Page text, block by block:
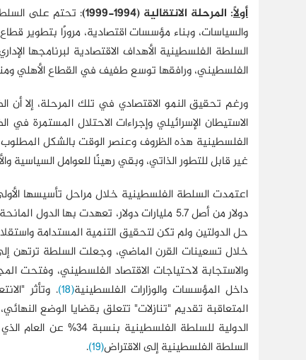
أولًا: المرحلة الانتقالية (1994-1999)
: تحتم على
والسياسات، وبناء مؤسسات اقتصادية، مرورًا بتطوير قطاع
السلطة الفلسطينية الأهداف الاقتصادية لبرنامجها
الفلسطيني، ورافقها توسع طفيف في القطاع الأهلي
ورغم تحقيق النمو الاقتصادي في تلك المرحلة، إلا
الاستيطان الإسرائيلي وإجراءات الاحتلال المستمرة
الفلسطينية هذه الظروف وعنصر الوقت بالشكل
غير قابل للتطور الذاتي، وبقي رهينًا للعوامل السياسية
دولار من أصل 5.7 مليارات دولار، تعهدت بها الدول المانحة بين عامي 1994-1999
حل الدولتين ولم تكن لتحقيق التنمية المستدامة
خلال تسعينات القرن الماضي، وجعلت السلطة ترتهن إلى
والاستجابة لاحتياجات الاقتصاد الفلسطيني، وفتحت
داخل المؤسسات والوزارات الفلسطينية(18)
. وتأثر
السلطة الفلسطينية إلى الاقتراض(19)
.